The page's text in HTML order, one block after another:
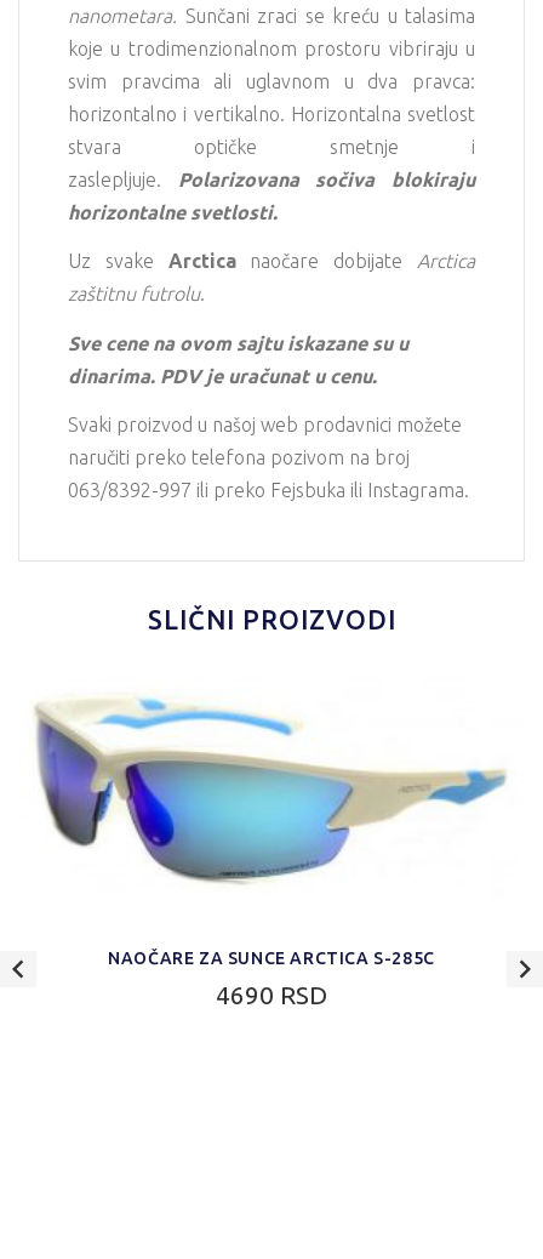
nanometara. Sunčani zraci se kreću u talasima
koje u trodimenzionalnom prostoru vibriraju u
svim pravcima ali uglavnom u dva pravca:
horizontalno i vertikalno. Horizontalna svetlost
stvara optičke smetnje i
zaslepljuje. Polarizovana sočiva blokiraju
horizontalne svetlosti.
Uz svake Arcticanaočare dobijate Arctica
zaštitnu futrolu.
Sve cene na ovom sajtu iskazane su u
dinarima. PDV je uračunat u cenu.
Svaki proizvod u našoj web prodavnici možete
naručiti preko telefona pozivom na broj
063/8392-997 ili preko Fejsbuka ili Instagrama.
SLIČNI PROIZVODI
NAOČARE ZA SUNCE ARCTICA S-285C
4690 RSD